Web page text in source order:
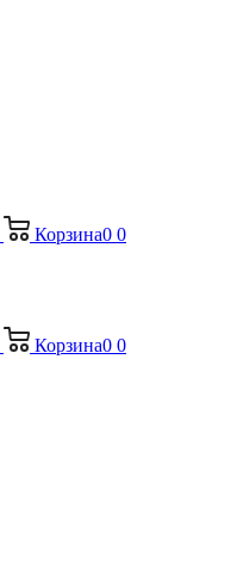
Корзина0 0
Корзина0 0